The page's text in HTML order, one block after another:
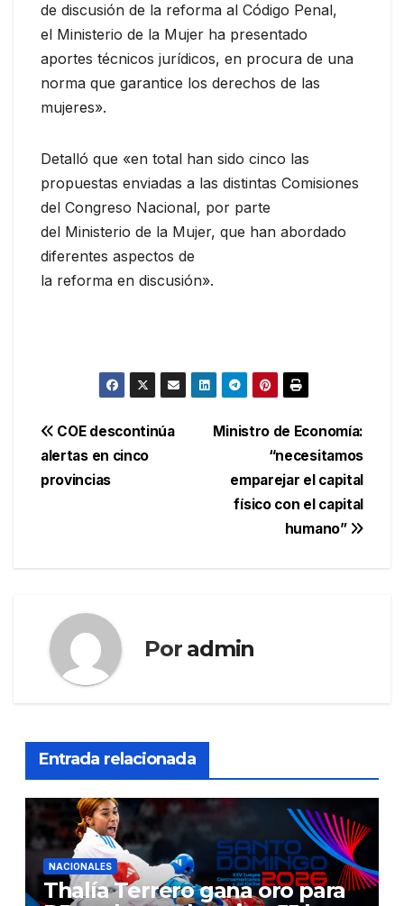
de discusión de la reforma al Código Penal,
el Ministerio de la Mujer ha presentado
aportes técnicos jurídicos, en procura de una
norma que garantice los derechos de las
mujeres».
Detalló que «en total han sido cinco las
propuestas enviadas a las distintas Comisiones
del Congreso Nacional, por parte
del Ministerio de la Mujer, que han abordado
diferentes aspectos de
la reforma en discusión».
Navegación
de
Ministro de Economía:
“necesitamos
emparejar el capital
físico con el capital
humano”
COE descontinúa
alertas en cinco
provincias
Por admin
Entrada relacionada
NACIONALES
Thalía Terrero gana oro para